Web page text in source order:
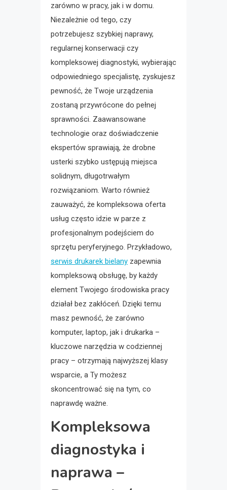
zarówno w pracy, jak i w domu.
Niezależnie od tego, czy
potrzebujesz szybkiej naprawy,
regularnej konserwacji czy
kompleksowej diagnostyki, wybierając
odpowiedniego specjalistę, zyskujesz
pewność, że Twoje urządzenia
zostaną przywrócone do pełnej
sprawności. Zaawansowane
technologie oraz doświadczenie
ekspertów sprawiają, że drobne
usterki szybko ustępują miejsca
solidnym, długotrwałym
rozwiązaniom. Warto również
zauważyć, że kompleksowa oferta
usług często idzie w parze z
profesjonalnym podejściem do
sprzętu peryferyjnego. Przykładowo,
serwis drukarek bielany zapewnia
kompleksową obsługę, by każdy
element Twojego środowiska pracy
działał bez zakłóceń. Dzięki temu
masz pewność, że zarówno
komputer, laptop, jak i drukarka –
kluczowe narzędzia w codziennej
pracy – otrzymają najwyższej klasy
wsparcie, a Ty możesz
skoncentrować się na tym, co
naprawdę ważne.
Kompleksowa
diagnostyka i
naprawa –